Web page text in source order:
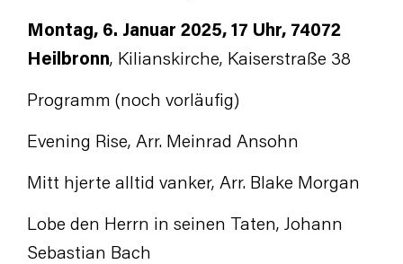
Montag, 6. Januar 2025, 17 Uhr, 74072
Heilbronn, Kilianskirche, Kaiserstraße 38
Programm (noch vorläufig)
Evening Rise, Arr. Meinrad Ansohn
Mitt hjerte alltid vanker, Arr. Blake Morgan
Lobe den Herrn in seinen Taten, Johann
Sebastian Bach